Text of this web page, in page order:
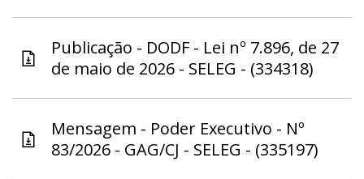
Publicação - DODF - Lei nº 7.896, de 27
de maio de 2026 - SELEG - (334318)
Mensagem - Poder Executivo - Nº
83/2026 - GAG/CJ - SELEG - (335197)